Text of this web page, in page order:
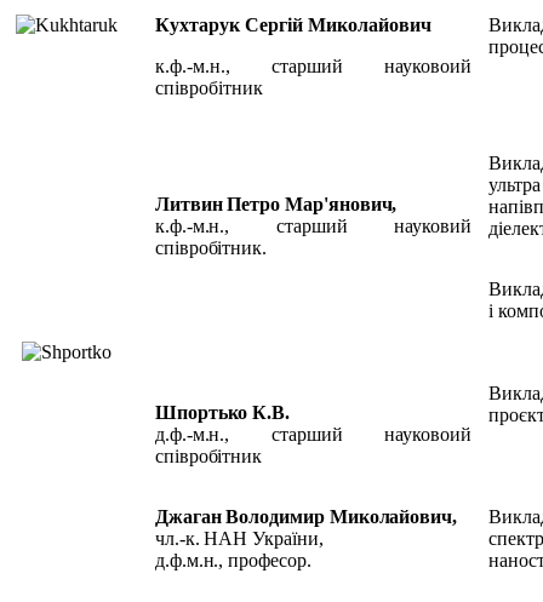
Кухтарук Сергій Миколайович
к.ф.-м.н., старший науковоий
співробітник
ЛитвинПетро Мар'янович,
к.ф.-м.н., старший науковий
співробітник.
і
Шпортько К.В.
д.ф.-м.н., старший науковоий
співробітник
Джаган Володимир Миколайович,
чл.-к. НАН України,
д.ф.м.н.,професор.